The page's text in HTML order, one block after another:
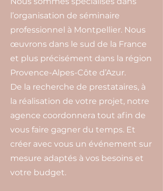
l’organisation de séminaire
professionnel à Montpellier. Nous
œuvrons dans le sud de la France
et plus précisément dans la région
Provence-Alpes-Côte d’Azur.
De la recherche de prestataires, à
la réalisation de votre projet, notre
agence coordonnera tout afin de
vous faire gagner du temps. Et
créer avec vous un événement sur
mesure adaptés à vos besoins et
votre budget.